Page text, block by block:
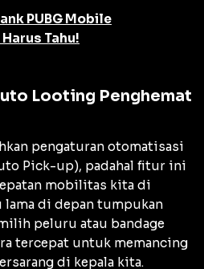
PUBG Mobile
Tahu!
Looting Penghemat
pengaturan otomatisasi
Pick-up), padahal fitur ini
mobilitas kita di
di depan tumpukan
peluru atau bandage
tercepat untuk memancing
di kepala kita.